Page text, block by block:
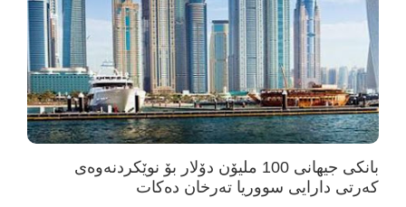
بانکی جیهانی 100 ملیۆن دۆلار بۆ نوێکردنەوەی
کەرتی دارایی سووریا تەرخان دەکات